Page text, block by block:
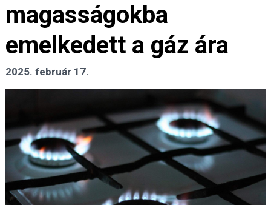
magasságokba
emelkedett a gáz ára
2025. február 17.